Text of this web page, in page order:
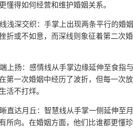
懂得如何经营和维护婚姻关系。
深交织：手掌上出现两条平行的婚姻
折或不如意，而深线则象征着第二次
扬：感情线从手掌边缘延伸至食指
第一次婚姻中经历了波折，但每一次
活不打烊。
达月丘：智慧线从手掌一侧延伸至
所向。在婚姻方面，他们比谁都更懂